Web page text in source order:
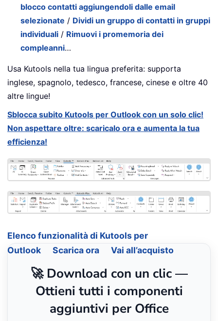
blocco contatti aggiungendoli dalle email
selezionate / Dividi un gruppo di contatti in gruppi
individuali / Rimuovi i promemoria dei
compleanni…
Usa Kutools nella tua lingua preferita: supporta
inglese, spagnolo, tedesco, francese, cinese e oltre 40
altre lingue!
Sblocca subito Kutools per Outlook con un solo clic!
Non aspettare oltre: scaricalo ora e aumenta la tua
efficienza!
Elenco funzionalità di Kutools per
Outlook
Scarica ora Vai all’acquisto
🚀 Download con un clic —
Ottieni tutti i componenti
aggiuntivi per Office